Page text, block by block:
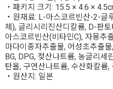
・패키지 크기: 15.5 × 4.6 ×
・원재료: L-아스코르빈산-2-글
체), 글리시리진산디칼륨, D-판
아스코르빈산(비타민C), 자몽추
마다이종자추출물, 어성초추출
BG, DPG, 젖산나트륨, 농글리세
탄올, 구연산나트륨, 수산화칼륨
・원산지: 일본